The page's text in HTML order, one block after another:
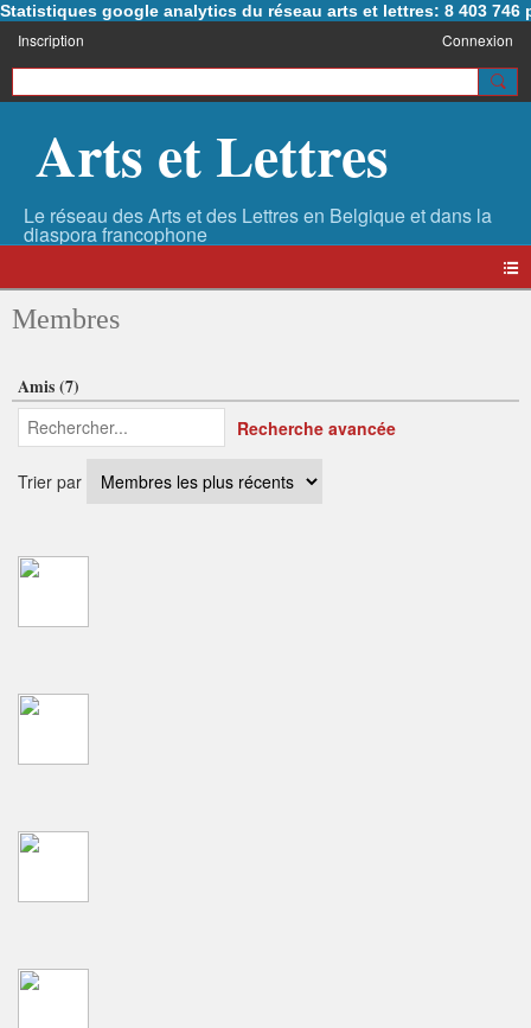
Statistiques google analytics du réseau arts et lettres: 8 403 746
Inscription Connexion
Arts et Lettres
Membres
Amis (7)
Trier par
Recherche avancée